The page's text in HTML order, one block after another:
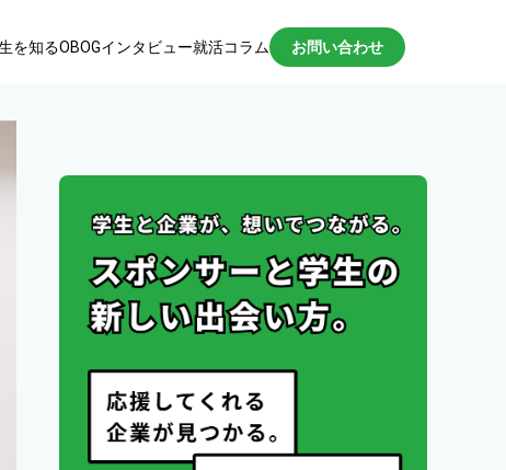
を知るOBOGインタビュー就活コラム お問い合わせ